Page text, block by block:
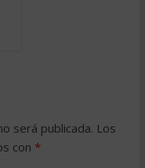
será publicada. Los
con *